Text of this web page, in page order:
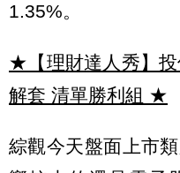
1.35%。
★【理財達人秀】投
解套 清單勝利組 ★
綜觀今天盤面上市